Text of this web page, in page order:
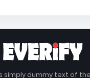
simply dummy text of